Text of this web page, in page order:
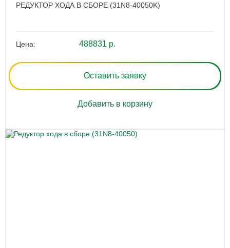
РЕДУКТОР ХОДА В СБОРЕ (31N8-40050K)
Цена: 488831 р.
Оставить заявку
Добавить в корзину